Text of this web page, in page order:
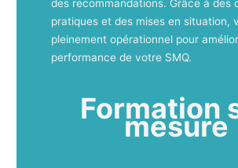
des recommandations. Grâce à des
pratiques et des mises en situation,
pleinement opérationnel pour
performance de votre SMQ.
Formation
mesure